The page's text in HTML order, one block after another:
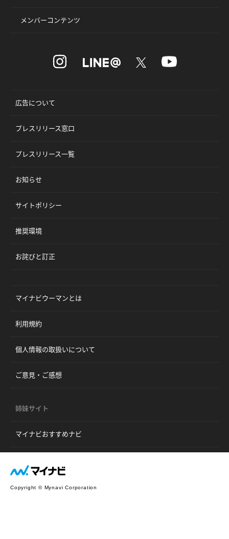
メンバーコンテンツ
広告について
プレスリリース窓口
プレスリリース一覧
お知らせ
サイトポリシー
推奨環境
お詫びと訂正
マイナビウーマンとは
利用規約
個人情報の取扱いについて
ご意見・ご感想
姉妹サイト
マイナビおすすめナビ
Copyright © Mynavi Corporation